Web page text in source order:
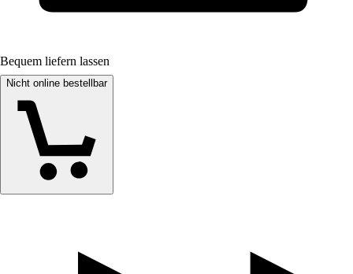
Bequem liefern lassen
Nicht online bestellbar